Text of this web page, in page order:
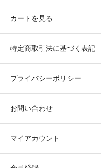
カートを見る
特定商取引法に基づく表記
プライバシーポリシー
お問い合わせ
マイアカウント